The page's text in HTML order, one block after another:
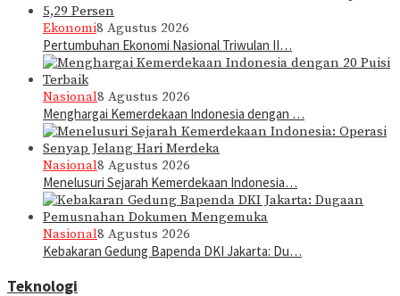
Ekonomi8 Agustus 2026
Pertumbuhan Ekonomi Nasional Triwulan II…
Nasional8 Agustus 2026
Menghargai Kemerdekaan Indonesia dengan …
Nasional8 Agustus 2026
Menelusuri Sejarah Kemerdekaan Indonesia…
Nasional8 Agustus 2026
Kebakaran Gedung Bapenda DKI Jakarta: Du…
Teknologi